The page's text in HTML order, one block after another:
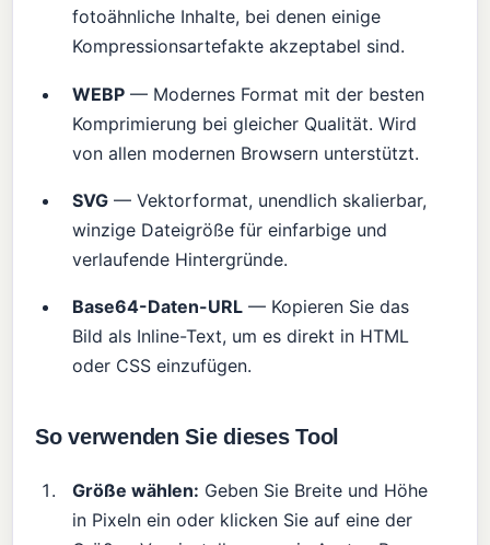
fotoähnliche Inhalte, bei denen einige
Kompressionsartefakte akzeptabel sind.
WEBP — Modernes Format mit der besten
Komprimierung bei gleicher Qualität. Wird
von allen modernen Browsern unterstützt.
SVG — Vektorformat, unendlich skalierbar,
winzige Dateigröße für einfarbige und
verlaufende Hintergründe.
Base64-Daten-URL — Kopieren Sie das
Bild als Inline-Text, um es direkt in HTML
oder CSS einzufügen.
So verwenden Sie dieses Tool
Größe wählen: Geben Sie Breite und Höhe
in Pixeln ein oder klicken Sie auf eine der